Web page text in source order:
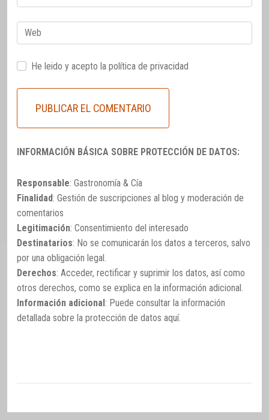
electrónico
Web
He leido y acepto la política de privacidad
INFORMACIÓN BÁSICA SOBRE PROTECCIÓN DE DATOS:
Responsable: Gastronomía & Cía
Finalidad: Gestión de suscripciones al blog y moderación de
comentarios
Legitimación: Consentimiento del interesado
Destinatarios: No se comunicarán los datos a terceros, salvo
por una obligación legal.
Derechos: Acceder, rectificar y suprimir los datos, así como
otros derechos, como se explica en la información adicional.
Información adicional: Puede consultar la información
detallada sobre la protección de datos aquí.